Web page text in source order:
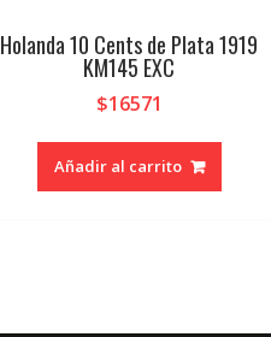
Holanda 10 Cents de Plata 1919
KM145 EXC
$16571
Añadir al carrito